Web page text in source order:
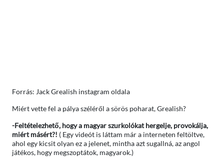
Forrás: Jack Grealish instagram oldala
Miért vette fel a pálya széléről a sörös poharat, Grealish?
-Feltételezhető, hogy a magyar szurkolókat hergelje, provokálja,
miért másért?! ( Egy videót is láttam már a interneten feltöltve,
ahol egy kicsit olyan ez a jelenet, mintha azt sugallná, az angol
játékos, hogy megszoptátok, magyarok.)